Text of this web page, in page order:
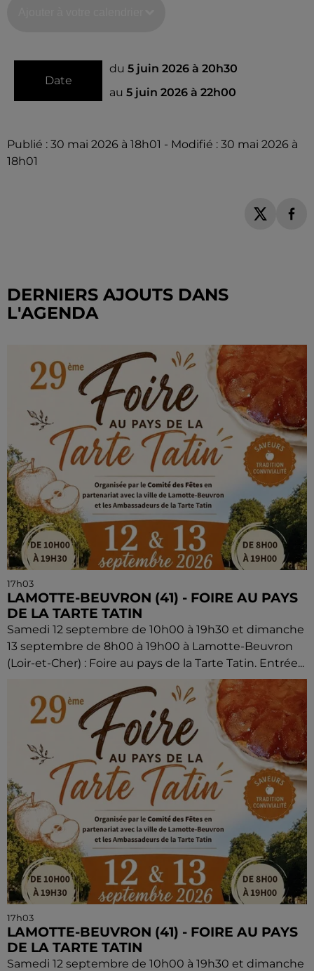
Date
du 5 juin 2026 à 20h30
au 5 juin 2026 à 22h00
Publié : 30 mai 2026 à 18h01 - Modifié : 30 mai 2026 à
18h01
DERNIERS AJOUTS DANS
L'AGENDA
17h03
LAMOTTE-BEUVRON (41) - FOIRE AU PAYS
DE LA TARTE TATIN
Samedi 12 septembre de 10h00 à 19h30 et dimanche
13 septembre de 8h00 à 19h00 à Lamotte-Beuvron
(Loir-et-Cher) : Foire au pays de la Tarte Tatin. Entrée...
17h03
LAMOTTE-BEUVRON (41) - FOIRE AU PAYS
DE LA TARTE TATIN
Samedi 12 septembre de 10h00 à 19h30 et dimanche